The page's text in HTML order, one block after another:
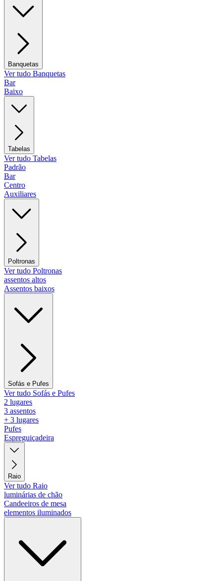
Banquetas
Ver tudo Banquetas
Bar
Baixo
Tabelas
Ver tudo Tabelas
Padrão
Bar
Centro
Auxiliares
Poltronas
Ver tudo Poltronas
assentos altos
Assentos baixos
Sofás e Pufes
Ver tudo Sofás e Pufes
2 lugares
3 assentos
+ 3 lugares
Pufes
Espreguiçadeira
Raio
Ver tudo Raio
luminárias de chão
Candeeiros de mesa
elementos iluminados